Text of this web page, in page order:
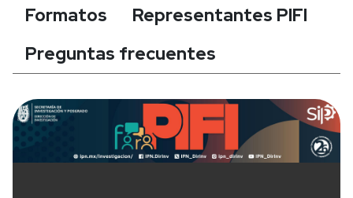
Formatos
Representantes PIFI
Preguntas frecuentes